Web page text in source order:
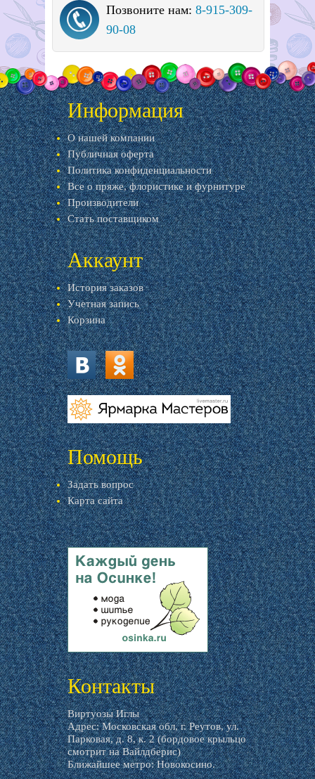
Позвоните нам: 8-915-309-
90-08
Информация
О нашей компании
Публичная оферта
Политика конфиденциальности
Все о пряже, флористике и фурнитуре
Производители
Стать поставщиком
Аккаунт
История заказов
Учетная запись
Корзина
vk.com ok.ru
livemaster.ru
Помощь
Задать вопрос
Карта сайта
livemaster.ru
Контакты
Виртуозы Иглы
Адрес: Московская обл, г. Реутов, ул.
Парковая, д. 8, к. 2 (бордовое крыльцо
смотрит на Вайлдберис)
Ближайшее метро: Новокосино.